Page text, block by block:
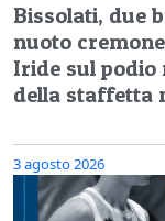
Bissolati, due
nuoto
Iride sul podio
della staffetta
3 agosto 2026